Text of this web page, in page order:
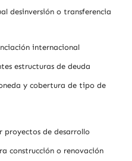
desinversión o transferencia
internacional
estructuras de deuda
y cobertura de tipo de
proyectos de desarrollo
construcción o renovación